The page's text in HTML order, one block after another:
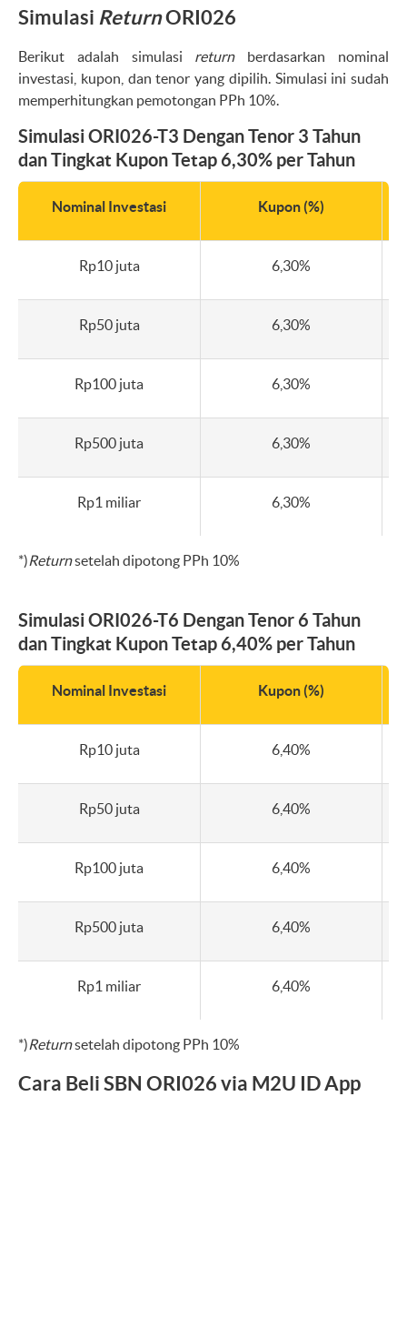
Simulasi ReturnORI026
Berikut adalah simulasi returnberdasarkan nominal
investasi, kupon, dan tenor yang dipilih. Simulasi ini sudah
memperhitungkan pemotongan PPh 10%.
Simulasi ORI026-T3 Dengan Tenor 3 Tahun
dan Tingkat Kupon Tetap 6,30% per Tahun
Nominal Investasi Kupon (%)
Rp10 juta 6,30%
Rp50 juta 6,30%
Rp100 juta 6,30%
Rp500 juta 6,30%
Rp1 miliar 6,30%
*)Returnsetelah dipotong PPh 10%
Simulasi ORI026-T6 Dengan Tenor 6 Tahun
dan Tingkat Kupon Tetap 6,40% per Tahun
Nominal Investasi Kupon (%)
Rp10 juta 6,40%
Rp50 juta 6,40%
Rp100 juta 6,40%
Rp500 juta 6,40%
Rp1 miliar 6,40%
*)Returnsetelah dipotong PPh 10%
Cara Beli SBN ORI026 via M2U ID App